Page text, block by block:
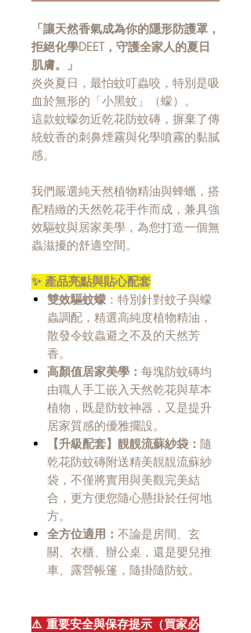
「讓天然香氣成為你的隱形防護罩，
拒絕化學DEET，守護全家人的夏日
肌膚。」
炎炎夏日，最怕蚊叮蟲咬，特別是吸
血於無形的「小黑蚊」（蠓）。
這款蚊蠓勿近乾花防蚊磚，摒棄了傳
統蚊香的刺鼻煙霧與化學噴霧的黏膩
感。
我們嚴選純天然植物精油與蜂蠟，搭
配精緻的天然乾花手作而成，兼具強
效驅蚊與居家美學，為您打造一個無
蟲滋擾的舒適空間。
✨ 產品亮點與貼心配套
雙效驅蚊蠓 ：特別針對蚊子與蠓
蟲調配，精選高純度植物精油，
散發令蚊蟲避之不及的天然芳
香。
高顏值居家美學： 每塊防蚊磚均
由職人手工嵌入天然乾花與草本
植物，既是防蚊神器，又是提升
居家質感的優雅擺設。
【升級配套】靚靚流蘇紗袋： 隨
乾花防蚊磚附送精美靚靚流蘇紗
袋，不僅將實用與美觀完美結
合，更方便您隨心懸掛於任何地
方。
全方位適用： 不論是房間、玄
關、衣櫃、辦公桌，還是嬰兒推
車、露營帳篷，隨掛隨防蚊。
⚠️ 重要安全與保存提示（買家必